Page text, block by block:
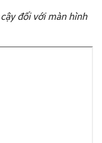
đối với màn hình